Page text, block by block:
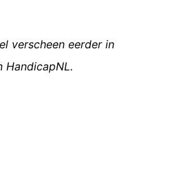
verscheen eerder in
HandicapNL.